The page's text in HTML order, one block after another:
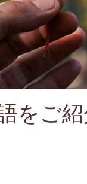
をご